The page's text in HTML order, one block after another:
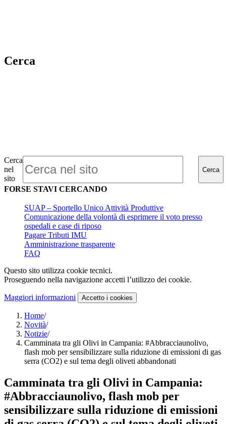
Cerca
Cerca
nel
sito
Cerca
FORSE STAVI CERCANDO
SUAP – Sportello Unico Attività Produttive
Comunicazione della volontà di esprimere il voto presso
ospedali e case di riposo
Pagare Tributi IMU
Amministrazione trasparente
FAQ
Questo sito utilizza cookie tecnici.
Proseguendo nella navigazione accetti l’utilizzo dei cookie.
Maggiori informazioni Accetto i cookies
Home/
Novità/
Notizie/
Camminata tra gli Olivi in Campania: #Abbracciaunolivo,
flash mob per sensibilizzare sulla riduzione di emissioni di gas
serra (CO2) e sul tema degli oliveti abbandonati
Camminata tra gli Olivi in Campania:
#Abbracciaunolivo, flash mob per
sensibilizzare sulla riduzione di emissioni